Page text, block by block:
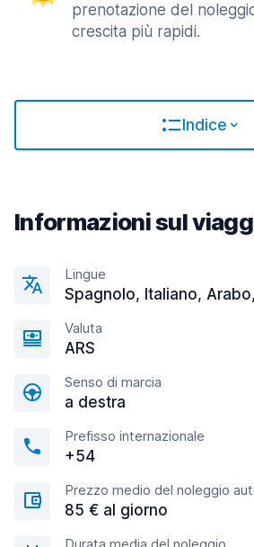
prenotazione del
crescita più rapidi.
Indice
Informazioni sul
Lingue
Spagnolo, Italiano,
Valuta
ARS
Senso di marcia
a destra
Prefisso internazionale
+54
Prezzo medio del noleggio
85 € al giorno